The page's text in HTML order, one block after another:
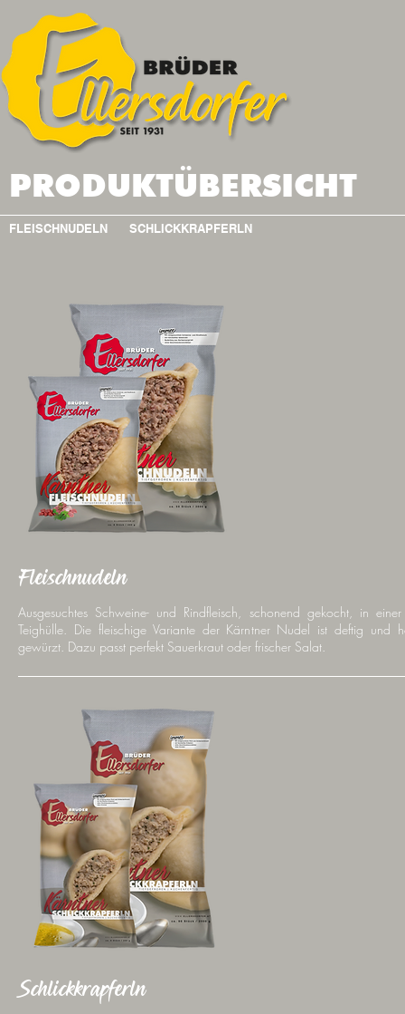
PRODUKTÜBERSICHT
FLEISCHNUDELN SCHLICKKRAPFERLN
Fleischnudeln
Ausgesuchtes Schweine- und Rindfleisch, schonend gekocht, in
Teighülle. Die fleischige Variante der Kärntner Nudel ist deftig und
gewürzt. Dazu passt perfekt Sauerkraut oder frischer Salat.
Schlickkrapferln